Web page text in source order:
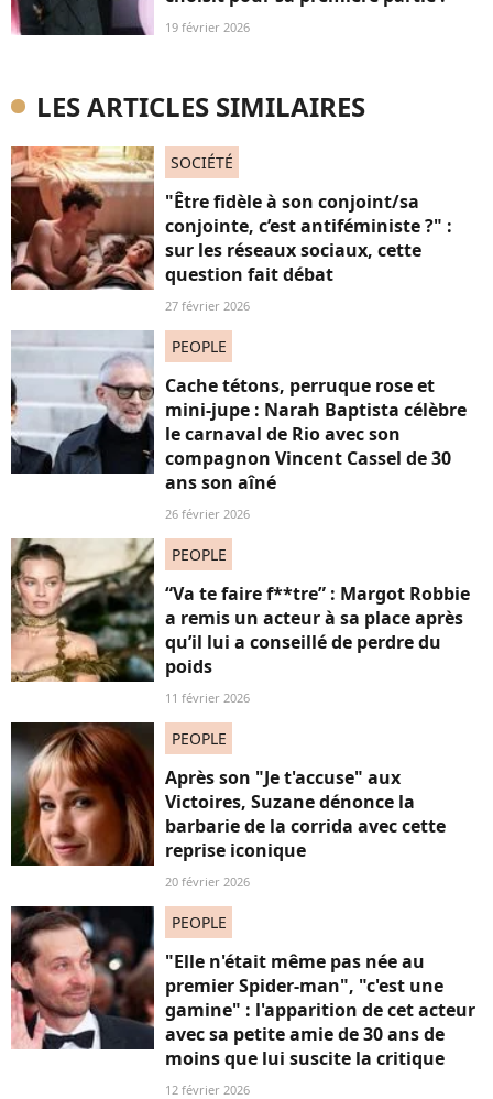
19 février 2026
LES ARTICLES SIMILAIRES
SOCIÉTÉ
"Être fidèle à son conjoint/sa
conjointe, c’est antiféministe ?" :
sur les réseaux sociaux, cette
question fait débat
27 février 2026
PEOPLE
Cache tétons, perruque rose et
mini-jupe : Narah Baptista célèbre
le carnaval de Rio avec son
compagnon Vincent Cassel de 30
ans son aîné
26 février 2026
PEOPLE
“Va te faire f**tre” : Margot Robbie
a remis un acteur à sa place après
qu’il lui a conseillé de perdre du
poids
11 février 2026
PEOPLE
Après son "Je t'accuse" aux
Victoires, Suzane dénonce la
barbarie de la corrida avec cette
reprise iconique
20 février 2026
PEOPLE
"Elle n'était même pas née au
premier Spider-man", "c'est une
gamine" : l'apparition de cet acteur
avec sa petite amie de 30 ans de
moins que lui suscite la critique
12 février 2026